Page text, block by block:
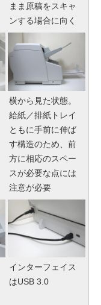
まま原稿をスキャ
ンする場合に向く
横から見た状態。
給紙／排紙トレイ
ともに手前に伸ば
す構造のため、前
方に相応のスペー
スが必要な点には
注意が必要
インターフェイス
はUSB 3.0